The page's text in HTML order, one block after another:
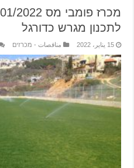
לתכנון מגרש כדורגל
15 يناير، 2022 مناقصات - מכרזים